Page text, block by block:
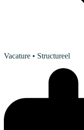
Vacature • Structureel